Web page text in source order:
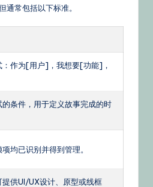
通常包括以下标准。
：作为[用户]，我想要[功能]，
条件，用于定义故事完成的时
均已识别并得到管理。
提供UI/UX设计、原型或线框